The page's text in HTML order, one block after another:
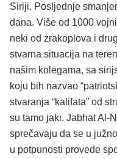
Siriji. Posljednje
dana. Više od 1000
neki od zrakoplova i
stvarna situacija na
našim kolegama, sa
koju bih nazvao
stvaranja “kalifata” od
su tamo jaki. Jabhat Al-
sprečavaju da se u
u potpunosti provede